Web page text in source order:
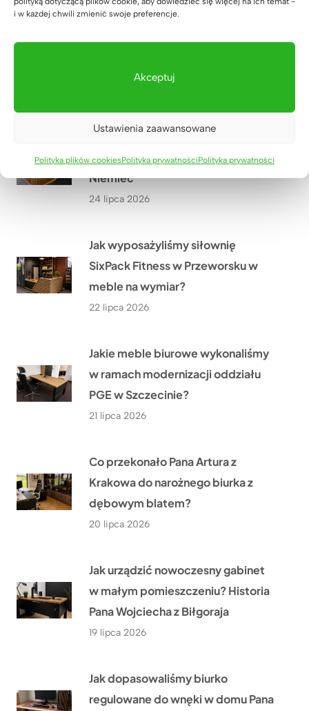
i w każdej chwili zmienić swoje preferencje.
Akceptuj
Ustawienia zaawansowane
Polityka plików cookiesPolityka prywatnościPolityka prywatności
Jak stworzyliśmy szafę biurową z
Lada recepcyjna z podświetleniem
LED dla firmy HÖLSCHER z
Niemiec
24 lipca 2026
Jak wyposażyliśmy siłownię
SixPack Fitness w Przeworsku w
meble na wymiar?
22 lipca 2026
Jakie meble biurowe wykonaliśmy
w ramach modernizacji oddziału
PGE w Szczecinie?
21 lipca 2026
Co przekonało Pana Artura z
Krakowa do narożnego biurka z
dębowym blatem?
20 lipca 2026
Jak urządzić nowoczesny gabinet
w małym pomieszczeniu? Historia
Pana Wojciecha z Biłgoraja
19 lipca 2026
Jak dopasowaliśmy biurko
regulowane do wnęki w domu Pana